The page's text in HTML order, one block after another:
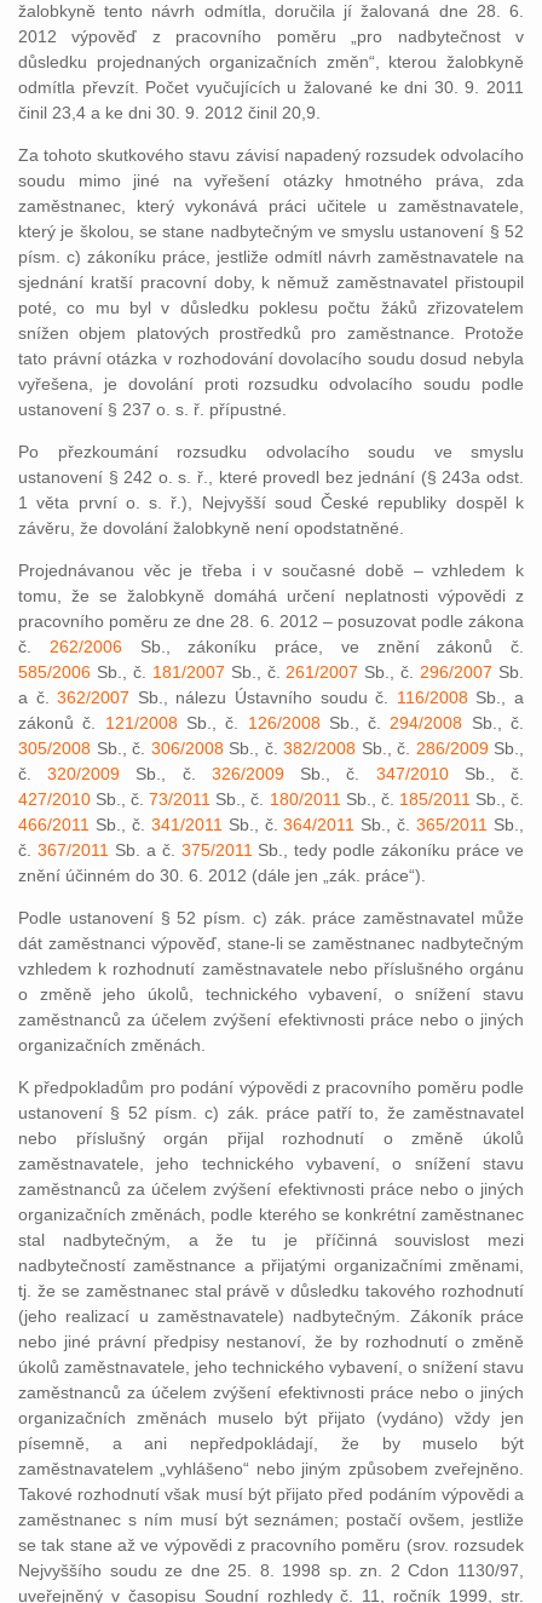
žalobkyně tento návrh odmítla, doručila jí žalovaná dne 28. 6.
2012 výpověď z pracovního poměru „pro nadbytečnost v
důsledku projednaných organizačních změn“, kterou žalobkyně
odmítla převzít. Počet vyučujících u žalované ke dni 30. 9. 2011
činil 23,4 a ke dni 30. 9. 2012 činil 20,9.
Za tohoto skutkového stavu závisí napadený rozsudek odvolacího
soudu mimo jiné na vyřešení otázky hmotného práva, zda
zaměstnanec, který vykonává práci učitele u zaměstnavatele,
který je školou, se stane nadbytečným ve smyslu ustanovení § 52
písm. c) zákoníku práce, jestliže odmítl návrh zaměstnavatele na
sjednání kratší pracovní doby, k němuž zaměstnavatel přistoupil
poté, co mu byl v důsledku poklesu počtu žáků zřizovatelem
snížen objem platových prostředků pro zaměstnance. Protože
tato právní otázka v rozhodování dovolacího soudu dosud nebyla
vyřešena, je dovolání proti rozsudku odvolacího soudu podle
ustanovení § 237 o. s. ř. přípustné.
Po přezkoumání rozsudku odvolacího soudu ve smyslu
ustanovení § 242 o. s. ř., které provedl bez jednání (§ 243a odst.
1 věta první o. s. ř.), Nejvyšší soud České republiky dospěl k
závěru, že dovolání žalobkyně není opodstatněné.
Projednávanou věc je třeba i v současné době – vzhledem k
tomu, že se žalobkyně domáhá určení neplatnosti výpovědi z
pracovního poměru ze dne 28. 6. 2012 – posuzovat podle zákona
č. 262/2006Sb., zákoníku práce, ve znění zákonů č.
585/2006 Sb., č. 181/2007 Sb., č. 261/2007 Sb., č. 296/2007 Sb.
a č.362/2007 Sb., nálezu Ústavního soudu č. 116/2008Sb., a
zákonů č. 121/2008Sb., č. 126/2008Sb., č. 294/2008 Sb., č.
305/2008 Sb., č. 306/2008Sb., č. 382/2008 Sb., č. 286/2009Sb.,
č.320/2009 Sb., č. 326/2009Sb., č. 347/2010Sb., č.
427/2010 Sb., č.73/2011 Sb., č. 180/2011 Sb., č. 185/2011 Sb., č.
466/2011 Sb., č. 341/2011 Sb., č.364/2011 Sb., č.365/2011 Sb.,
č. 367/2011 Sb. a č. 375/2011 Sb., tedy podle zákoníku práce ve
znění účinném do 30. 6. 2012 (dále jen „zák. práce“).
Podle ustanovení § 52 písm. c) zák. práce zaměstnavatel může
dát zaměstnanci výpověď, stane-li se zaměstnanec nadbytečným
vzhledem k rozhodnutí zaměstnavatele nebo příslušného orgánu
o změně jeho úkolů, technického vybavení, o snížení stavu
zaměstnanců za účelem zvýšení efektivnosti práce nebo o jiných
organizačních změnách.
K předpokladům pro podání výpovědi z pracovního poměru podle
ustanovení § 52 písm. c) zák. práce patří to, že zaměstnavatel
nebo příslušný orgán přijal rozhodnutí o změně úkolů
zaměstnavatele, jeho technického vybavení, o snížení stavu
zaměstnanců za účelem zvýšení efektivnosti práce nebo o jiných
organizačních změnách, podle kterého se konkrétní zaměstnanec
stal nadbytečným, a že tu je příčinná souvislost mezi
nadbytečností zaměstnance a přijatými organizačními změnami,
tj. že se zaměstnanec stal právě v důsledku takového rozhodnutí
(jeho realizací u zaměstnavatele) nadbytečným. Zákoník práce
nebo jiné právní předpisy nestanoví, že by rozhodnutí o změně
úkolů zaměstnavatele, jeho technického vybavení, o snížení stavu
zaměstnanců za účelem zvýšení efektivnosti práce nebo o jiných
organizačních změnách muselo být přijato (vydáno) vždy jen
písemně, a ani nepředpokládají, že by muselo být
zaměstnavatelem „vyhlášeno“ nebo jiným způsobem zveřejněno.
Takové rozhodnutí však musí být přijato před podáním výpovědi a
zaměstnanec s ním musí být seznámen; postačí ovšem, jestliže
se tak stane až ve výpovědi z pracovního poměru (srov. rozsudek
Nejvyššího soudu ze dne 25. 8. 1998 sp. zn. 2 Cdon 1130/97,
uveřejněný v časopisu Soudní rozhledy č. 11, ročník 1999, str.